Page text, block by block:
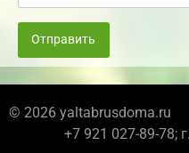
Отправить
© 2026 yaltabrusdoma.ru
+7 921 027-89-78;